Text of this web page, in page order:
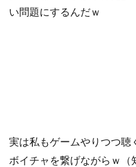
い問題にするんだｗ
実は私もゲームやりつつ聴
ボイチャを繋げながらｗ（